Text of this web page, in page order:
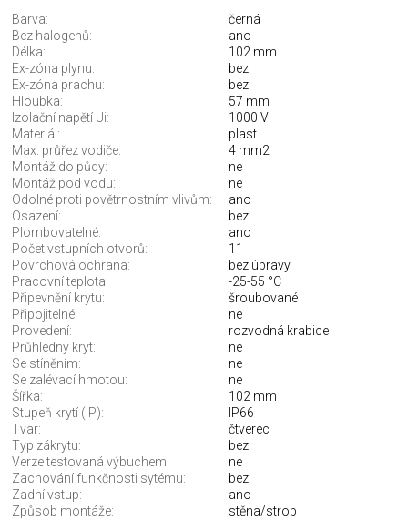
Barva:
černá
Bez halogenů:
ano
Délka:
102 mm
Ex-zóna plynu:
bez
Ex-zóna prachu:
bez
Hloubka:
57 mm
Izolační napětí Ui:
1000 V
Materiál:
plast
Max. průřez vodiče:
4 mm2
Montáž do půdy:
ne
Montáž pod vodu:
ne
Odolné proti povětrnostním vlivům:
ano
Osazení:
bez
Plombovatelné:
ano
Počet vstupních otvorů:
11
Povrchová ochrana:
bez úpravy
Pracovní teplota:
-25-55 °C
Připevnění krytu:
šroubované
Připojitelné:
ne
Provedení:
rozvodná krabice
Průhledný kryt:
ne
Se stíněním:
ne
Se zalévací hmotou:
ne
Šířka:
102 mm
Stupeň krytí (IP):
IP66
Tvar:
čtverec
Typ zákrytu:
bez
Verze testovaná výbuchem:
ne
Zachování funkčnosti sytému:
bez
Zadní vstup:
ano
Způsob montáže:
stěna/strop